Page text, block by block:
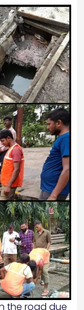
the road due